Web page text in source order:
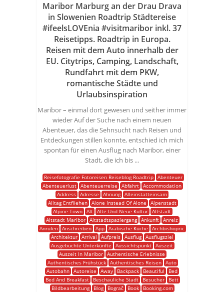
Maribor Marburg an der Drau Drava
in Slowenien Roadtrip Städtereise
#ifeelsLOVEnia #visitmaribor inkl. 37
Reisetipps. Roadtrip in Europa.
Reisen mit dem Auto innerhalb der
EU. Citytrips, Camping, Landschaft,
Rundfahrt mit dem PKW,
romantische Städte und
Urlaubsinspiration
Maribor – einmal dort gewesen und seither immer
wieder Auf der Suche nach einem neuen
Abenteuer, das die Sehnsucht nach Reisen und
Entdeckungen stillen konnte, entschied ich mich
spontan für einen Ausflug nach Maribor, einer
Stadt, die ich bis ...
Reisefotografie Fotoreisen Reiseblog Roadtrip Abenteuer
Abenteuerlust Abenteuerreise Abfahrt Accommodation
Address Adresse Ahnung Alleinstatteinsam
Alltag Entfliehen
Alone Instead Of Alone
Alpenstadt
Alpine Town Alt Alte Und Neue Kultur Altstadt
Altstadt Maribor Altstadtspaziergang Ankunft Anreiz
Anrufen Anschreiben App Arabische Küche
Archbishopric
Architektur
Arrival Aufpreis Ausflug
Ausflugsziel
Ausgebuchte Unterkünfte
Aussichtspunkt Auszeit
Auszeit In Maribor Authentische Erlebnisse
Authentisches Frühstück Authentisches Reisen Auto
Autobahn Autoreise Away Backpack Beautiful
Bed
Bed And Breakfast
Beschauliche Stadt Besucher
Bett
Bildbearbeitung
Blog Bograč Book
Booking.com